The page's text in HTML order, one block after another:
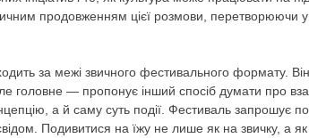
продовженням цієї розмови, перетворюючи
за межі звичного фестивального формату.
головне — пропонує інший спосіб думати про
а й саму суть події. Фестиваль запрошує
Подивитися на їжу не лише як на звичку, а